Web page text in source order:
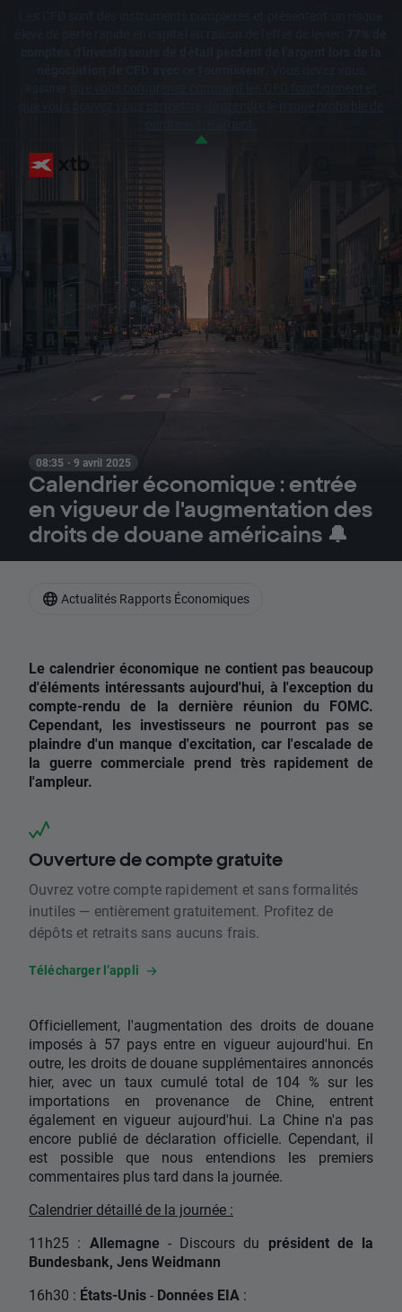
08:35 · 9 avril 2025
Calendrier économique : entrée
en vigueur de l'augmentation des
droits de douane américains 🔔
Le calendrier économique ne contient pas beaucoup
d'éléments intéressants aujourd'hui, à l'exception du
compte-rendu de la dernière réunion du FOMC.
Cependant, les investisseurs ne pourront pas se
plaindre d'un manque d'excitation, car l'escalade de
la guerre commerciale prend très rapidement de
l'ampleur.
Ouverture de compte gratuite
Ouvrez votre compte rapidement et sans formalités
inutiles — entièrement gratuitement. Profitez de
dépôts et retraits sans aucuns frais.
Télécharger l’appli
Officiellement, l'augmentation des droits de douane
imposés à 57 pays entre en vigueur aujourd'hui. En
outre, les droits de douane supplémentaires annoncés
hier, avec un taux cumulé total de 104 % sur les
importations en provenance de Chine, entrent
également en vigueur aujourd'hui. La Chine n'a pas
encore publié de déclaration officielle. Cependant, il
est possible que nous entendions les premiers
commentaires plus tard dans la journée.
Calendrier détaillé de la journée :
11h25 : Allemagne - Discours du président de la
Bundesbank, Jens Weidmann
16h30 : États-Unis- Données EIA :
Actualités Rapports Économiques